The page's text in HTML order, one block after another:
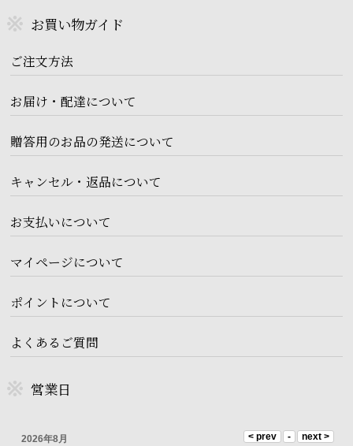
お買い物ガイド
ご注文方法
お届け・配達について
贈答用のお品の発送について
キャンセル・返品について
お支払いについて
マイページについて
ポイントについて
よくあるご質問
営業日
2026年8月